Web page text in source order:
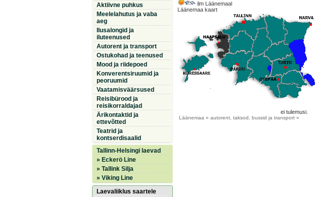
Aktiivne puhkus
Meelelahutus ja vaba
aeg
Ilusalongid ja
iluteenused
Autorent ja transport
Ostukohad ja teenused
Mood ja riidepoed
Konverentsiruumid ja
peoruumid
Vaatamisväärsused
Reisibürood ja
reisikorraldajad
Ärikontaktid ja
ettevõtted
Teatrid ja
kontserdisaalid
Tallinn-Helsingi laevad
» Eckerö Line
» Tallink Silja
» Viking Line
Laevaliiklus saartele
ilm Läänemaal
Läänemaa kaart
ei tulemusi.
Läänemaa » autorent, taksod, bussid ja transport »